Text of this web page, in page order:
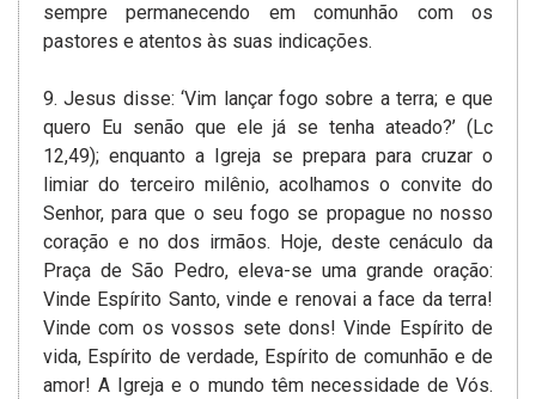
sempre permanecendo em comunhão com os
pastores e atentos às suas indicações.
9. Jesus disse: ‘Vim lançar fogo sobre a terra; e que
quero Eu senão que ele já se tenha ateado?’ (Lc
12,49); enquanto a Igreja se prepara para cruzar o
limiar do terceiro milênio, acolhamos o convite do
Senhor, para que o seu fogo se propague no nosso
coração e no dos irmãos. Hoje, deste cenáculo da
Praça de São Pedro, eleva-se uma grande oração:
Vinde Espírito Santo, vinde e renovai a face da terra!
Vinde com os vossos sete dons! Vinde Espírito de
vida, Espírito de verdade, Espírito de comunhão e de
amor! A Igreja e o mundo têm necessidade de Vós.